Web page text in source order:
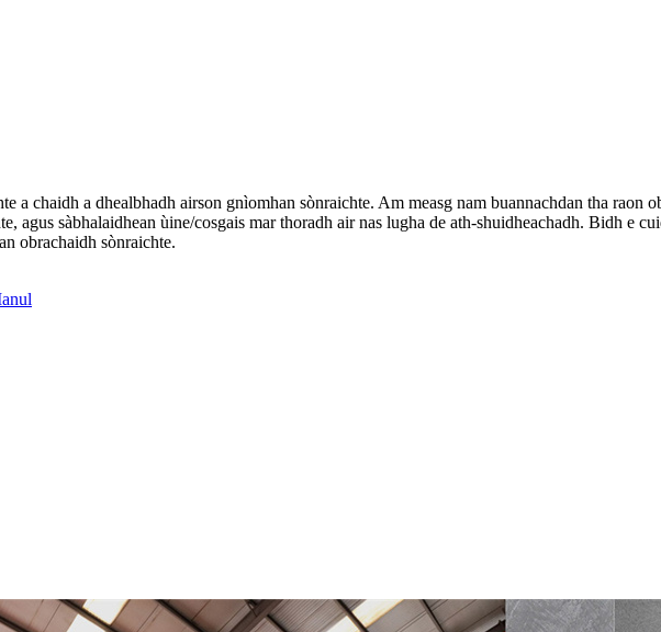
a chaidh a dhealbhadh airson gnìomhan sònraichte. Am measg nam buannachdan tha raon
agus sàbhalaidhean ùine/cosgais mar thoradh air nas lugha de ath-shuidheachadh. Bidh e
obrachaidh sònraichte.